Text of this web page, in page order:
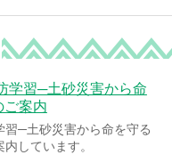
学習─土砂災害から命
案内
習─土砂災害から命を守る
しています。